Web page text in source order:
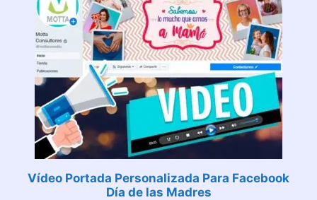
Vídeo Portada Personalizada Para Facebook
Día de las Madres